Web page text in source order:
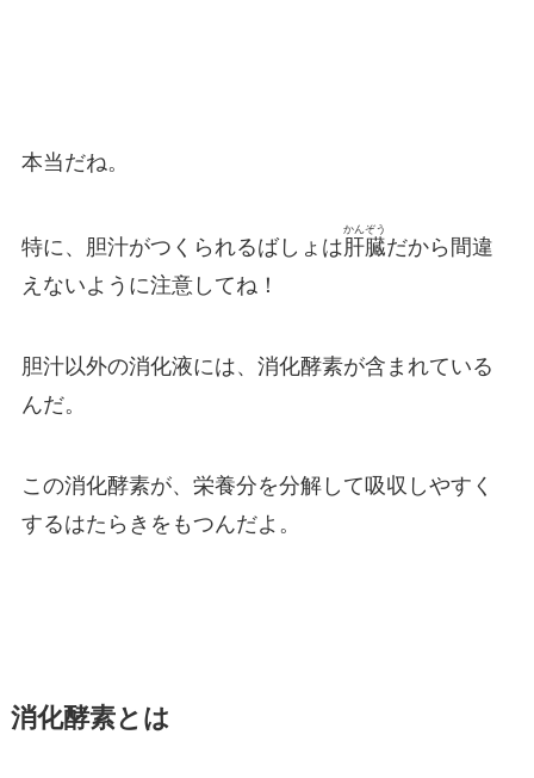
本当だね。
特に、胆汁がつくられるばしょは肝臓
かんぞう
だから間違
えないように注意してね！
胆汁以外の消化液には、消化酵素が含まれている
んだ。
この消化酵素が、栄養分を分解して吸収しやすく
するはたらきをもつんだよ。
消化酵素とは